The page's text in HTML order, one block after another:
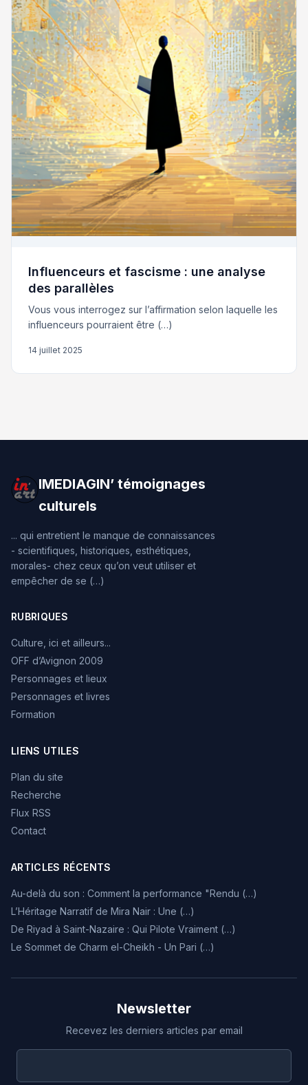
Influenceurs et fascisme : une analyse
des parallèles
Vous vous interrogez sur l’affirmation selon laquelle les
influenceurs pourraient être (…)
14 juillet 2025
IMEDIAGIN’ témoignages
culturels
... qui entretient le manque de connaissances
- scientifiques, historiques, esthétiques,
morales- chez ceux qu’on veut utiliser et
empêcher de se (…)
RUBRIQUES
Culture, ici et ailleurs...
OFF d’Avignon 2009
Personnages et lieux
Personnages et livres
Formation
LIENS UTILES
Plan du site
Recherche
Flux RSS
Contact
ARTICLES RÉCENTS
Au-delà du son : Comment la performance "Rendu (…)
L’Héritage Narratif de Mira Nair : Une (…)
De Riyad à Saint-Nazaire : Qui Pilote Vraiment (…)
Le Sommet de Charm el-Cheikh - Un Pari (…)
Newsletter
Recevez les derniers articles par email